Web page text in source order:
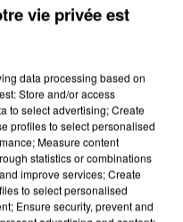
vie privée est
data processing based on
Store and/or access
to select advertising; Create
profiles to select personalised
Measure content
statistics or combinations
improve services; Create
to select personalised
Ensure security, prevent and